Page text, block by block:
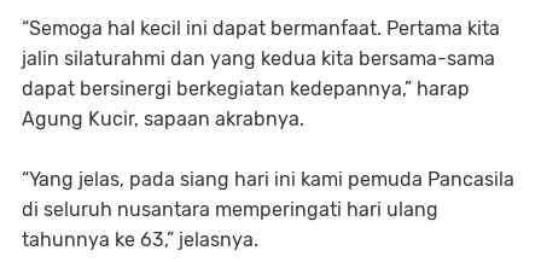
“Semoga hal kecil ini dapat bermanfaat. Pertama kita
jalin silaturahmi dan yang kedua kita bersama-sama
dapat bersinergi berkegiatan kedepannya,” harap
Agung Kucir, sapaan akrabnya.
“Yang jelas, pada siang hari ini kami pemuda Pancasila
di seluruh nusantara memperingati hari ulang
tahunnya ke 63,” jelasnya.